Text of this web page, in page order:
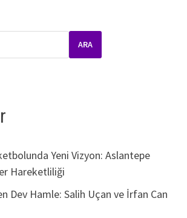
ARA
Yeni Vizyon: Aslantepe
Hareketliliği
Dev Hamle: Salih Uçan ve İrfan Can